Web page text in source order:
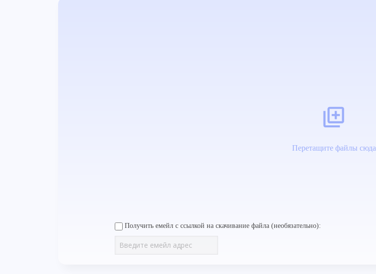
Перетащите файлы сюда
Получить емейл с ссылкой на скачивание файла (необязательно):